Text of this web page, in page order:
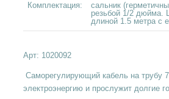
Комплектация:
сальник
резьбой 1/2 дюйма.
длиной 1.5 метра с
Арт: 1020092
Саморегулирующий кабель на трубу
электроэнергию и прослужит долгие